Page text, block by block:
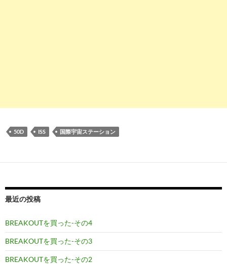
50D ISS 国際宇宙ステーション
最近の投稿
BREAKOUTを買った-その4
BREAKOUTを買った-その3
BREAKOUTを買った-その2